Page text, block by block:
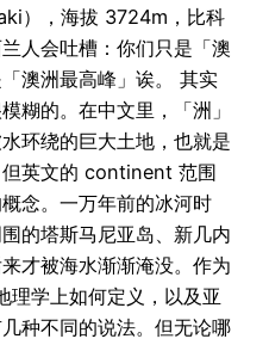
），海拔 3724m，比科
人会吐槽：你们只是「澳
澳洲最高峰」诶。 其实
糊的。在中文里，「洲」
环绕的巨大土地，也就是
英文的 continent 范围
念。一万年前的冰河时
的塔斯马尼亚岛、新几内
才被海水渐渐淹没。作为
理学上如何定义，以及亚
种不同的说法。但无论哪